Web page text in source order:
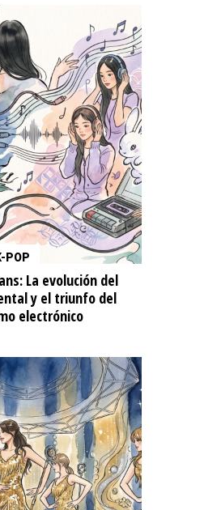
POP
La evolución del
y el triunfo del
electrónico